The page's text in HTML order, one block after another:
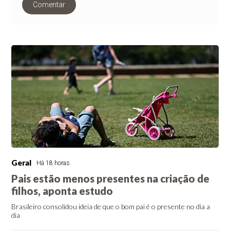
Comentar
Geral Há 18 horas
Pais estão menos presentes na criação de
filhos, aponta estudo
Brasileiro consolidou ideia de que o bom pai é o presente no dia a
dia